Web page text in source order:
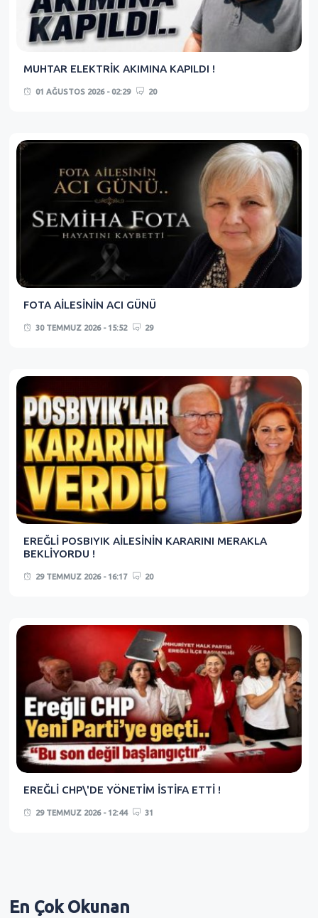
MUHTAR ELEKTRİK AKIMINA KAPILDI !
01 AĞUSTOS 2026 - 02:29 20
FOTA AİLESİNİN ACI GÜNÜ
30 TEMMUZ 2026 - 15:52 29
EREĞLİ POSBIYIK AİLESİNİN KARARINI MERAKLA
BEKLİYORDU !
29 TEMMUZ 2026 - 16:17 20
EREĞLİ CHP\'DE YÖNETİM İSTİFA ETTİ !
29 TEMMUZ 2026 - 12:44 31
En ÇokOkunan